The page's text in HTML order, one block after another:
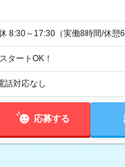
8:30～17:30（実働8時間/休憩
タートOK！
話対応なし
応募する